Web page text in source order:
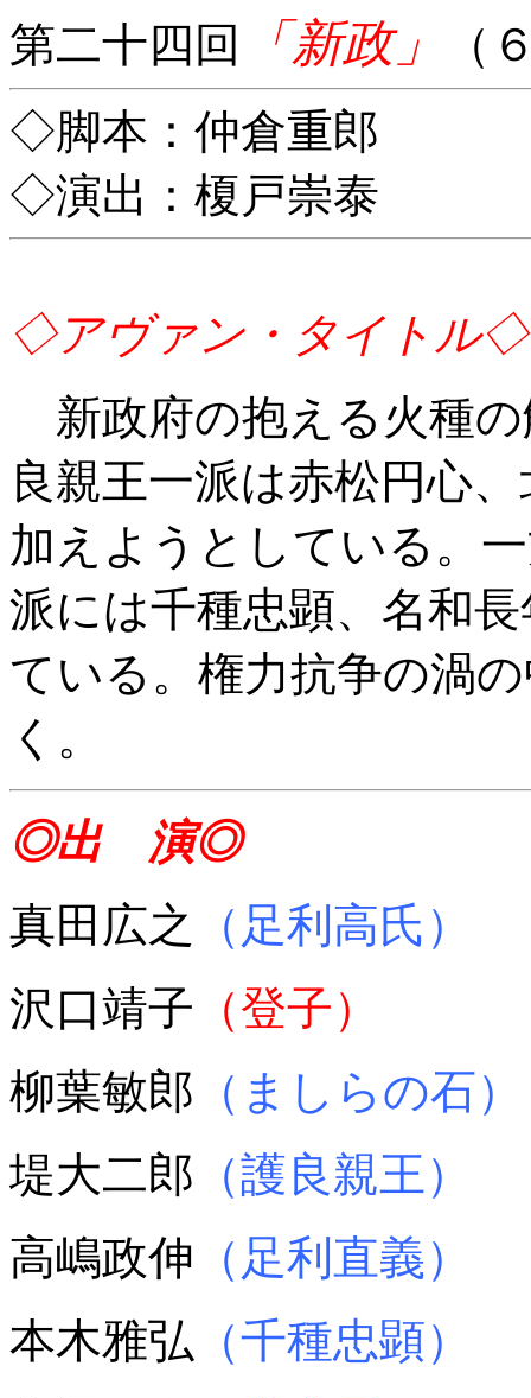
第二十四回 「新政」
（
◇脚本：仲倉重郎
◇演出：榎戸崇泰
◇アヴァン・タイトル◇
新政府の抱える火種
良親王一派は赤松円心
加えようとしている。
派には千種忠顕、名和
ている。権力抗争の渦
く。
◎出 演◎
真田広之
（足利高氏）
沢口靖子 （登子）
柳葉敏郎 （ましらの石）
堤大二郎 （護良親王）
高嶋政伸 （足利直義）
本木雅弘 （千種忠顕）